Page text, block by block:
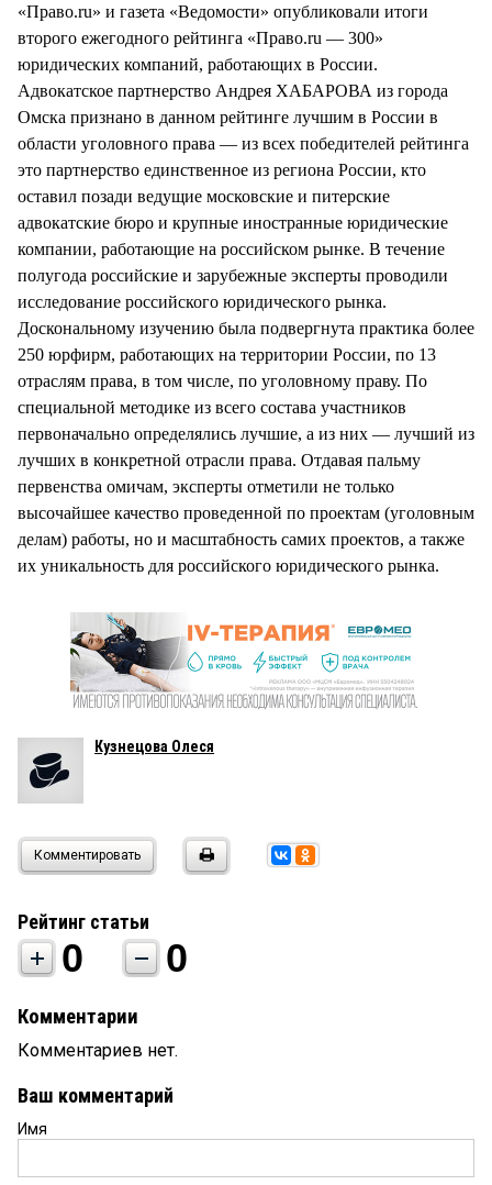
«Право.ru» и газета «Ведомости» опубликовали итоги
второго ежегодного рейтинга «Право.ru — 300»
юридических компаний, работающих в России.
Адвокатское партнерство Андрея ХАБАРОВА из города
Омска признано в данном рейтинге лучшим в России в
области уголовного права — из всех победителей рейтинга
это партнерство единственное из региона России, кто
оставил позади ведущие московские и питерские
адвокатские бюро и крупные иностранные юридические
компании, работающие на российском рынке. В течение
полугода российские и зарубежные эксперты проводили
исследование российского юридического рынка.
Доскональному изучению была подвергнута практика более
250 юрфирм, работающих на территории России, по 13
отраслям права, в том числе, по уголовному праву. По
специальной методике из всего состава участников
первоначально определялись лучшие, а из них — лучший из
лучших в конкретной отрасли права. Отдавая пальму
первенства омичам, эксперты отметили не только
высочайшее качество проведенной по проектам (уголовным
делам) работы, но и масштабность самих проектов, а также
их уникальность для российского юридического рынка.
Кузнецова Олеся
Комментировать
Рейтинг статьи
0 0
Комментарии
Комментариев нет.
Ваш комментарий
Имя